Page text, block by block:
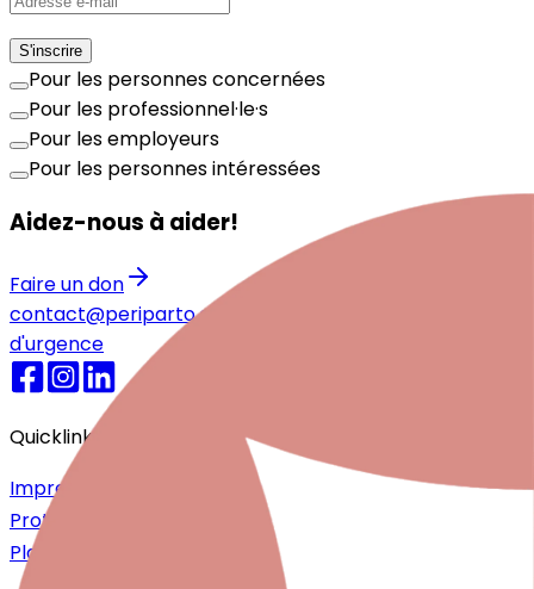
S'inscrire
Pour les personnes concernées
Pour les professionnel·le·s
Pour les employeurs
Pour les personnes intéressées
Aidez-nous à aider!
Faire un don
contact@periparto.ch
d'urgence
Quicklinks
Impressum
Protection des données
Plan du site